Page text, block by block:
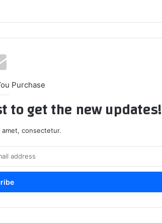
Purchase
to get the new updates!
consectetur.